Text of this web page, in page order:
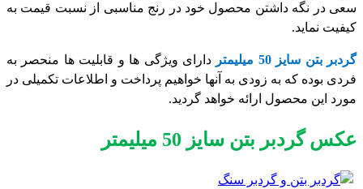
سعی در نگه داشتن محصول خود در رنج مناسبی از نسبت قیمت به
کیفیت نماید.
گردبر بتن سایز 50 میلیمتر
دارای ویژگی ها و قابلیت ها منحصر به
فردی بوده که به زودی به آنها خواهیم پرداخت و اطلاعات تکمیلی در
مورد این محصول ارائه خواهد گردید.
عکس گردبر بتن سایز 50 میلیمتر